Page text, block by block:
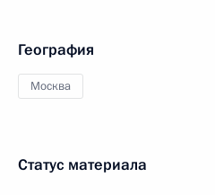
География
Москва
Статус материала